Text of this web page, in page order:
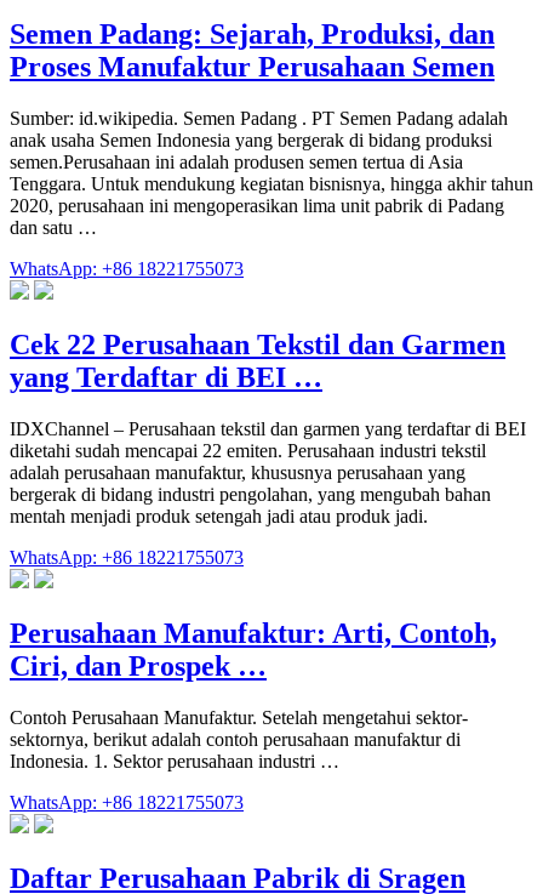
Semen Padang: Sejarah, Produksi, dan
Proses Manufaktur Perusahaan Semen
Sumber: id.wikipedia. Semen Padang . PT Semen Padang adalah
anak usaha Semen Indonesia yang bergerak di bidang produksi
semen.Perusahaan ini adalah produsen semen tertua di Asia
Tenggara. Untuk mendukung kegiatan bisnisnya, hingga akhir tahun
2020, perusahaan ini mengoperasikan lima unit pabrik di Padang
dan satu …
WhatsApp: +86 18221755073
Cek 22 Perusahaan Tekstil dan Garmen
yang Terdaftar di BEI …
IDXChannel – Perusahaan tekstil dan garmen yang terdaftar di BEI
diketahi sudah mencapai 22 emiten. Perusahaan industri tekstil
adalah perusahaan manufaktur, khususnya perusahaan yang
bergerak di bidang industri pengolahan, yang mengubah bahan
mentah menjadi produk setengah jadi atau produk jadi.
WhatsApp: +86 18221755073
Perusahaan Manufaktur: Arti, Contoh,
Ciri, dan Prospek …
Contoh Perusahaan Manufaktur. Setelah mengetahui sektor-
sektornya, berikut adalah contoh perusahaan manufaktur di
Indonesia. 1. Sektor perusahaan industri …
WhatsApp: +86 18221755073
Daftar Perusahaan Pabrik di Sragen